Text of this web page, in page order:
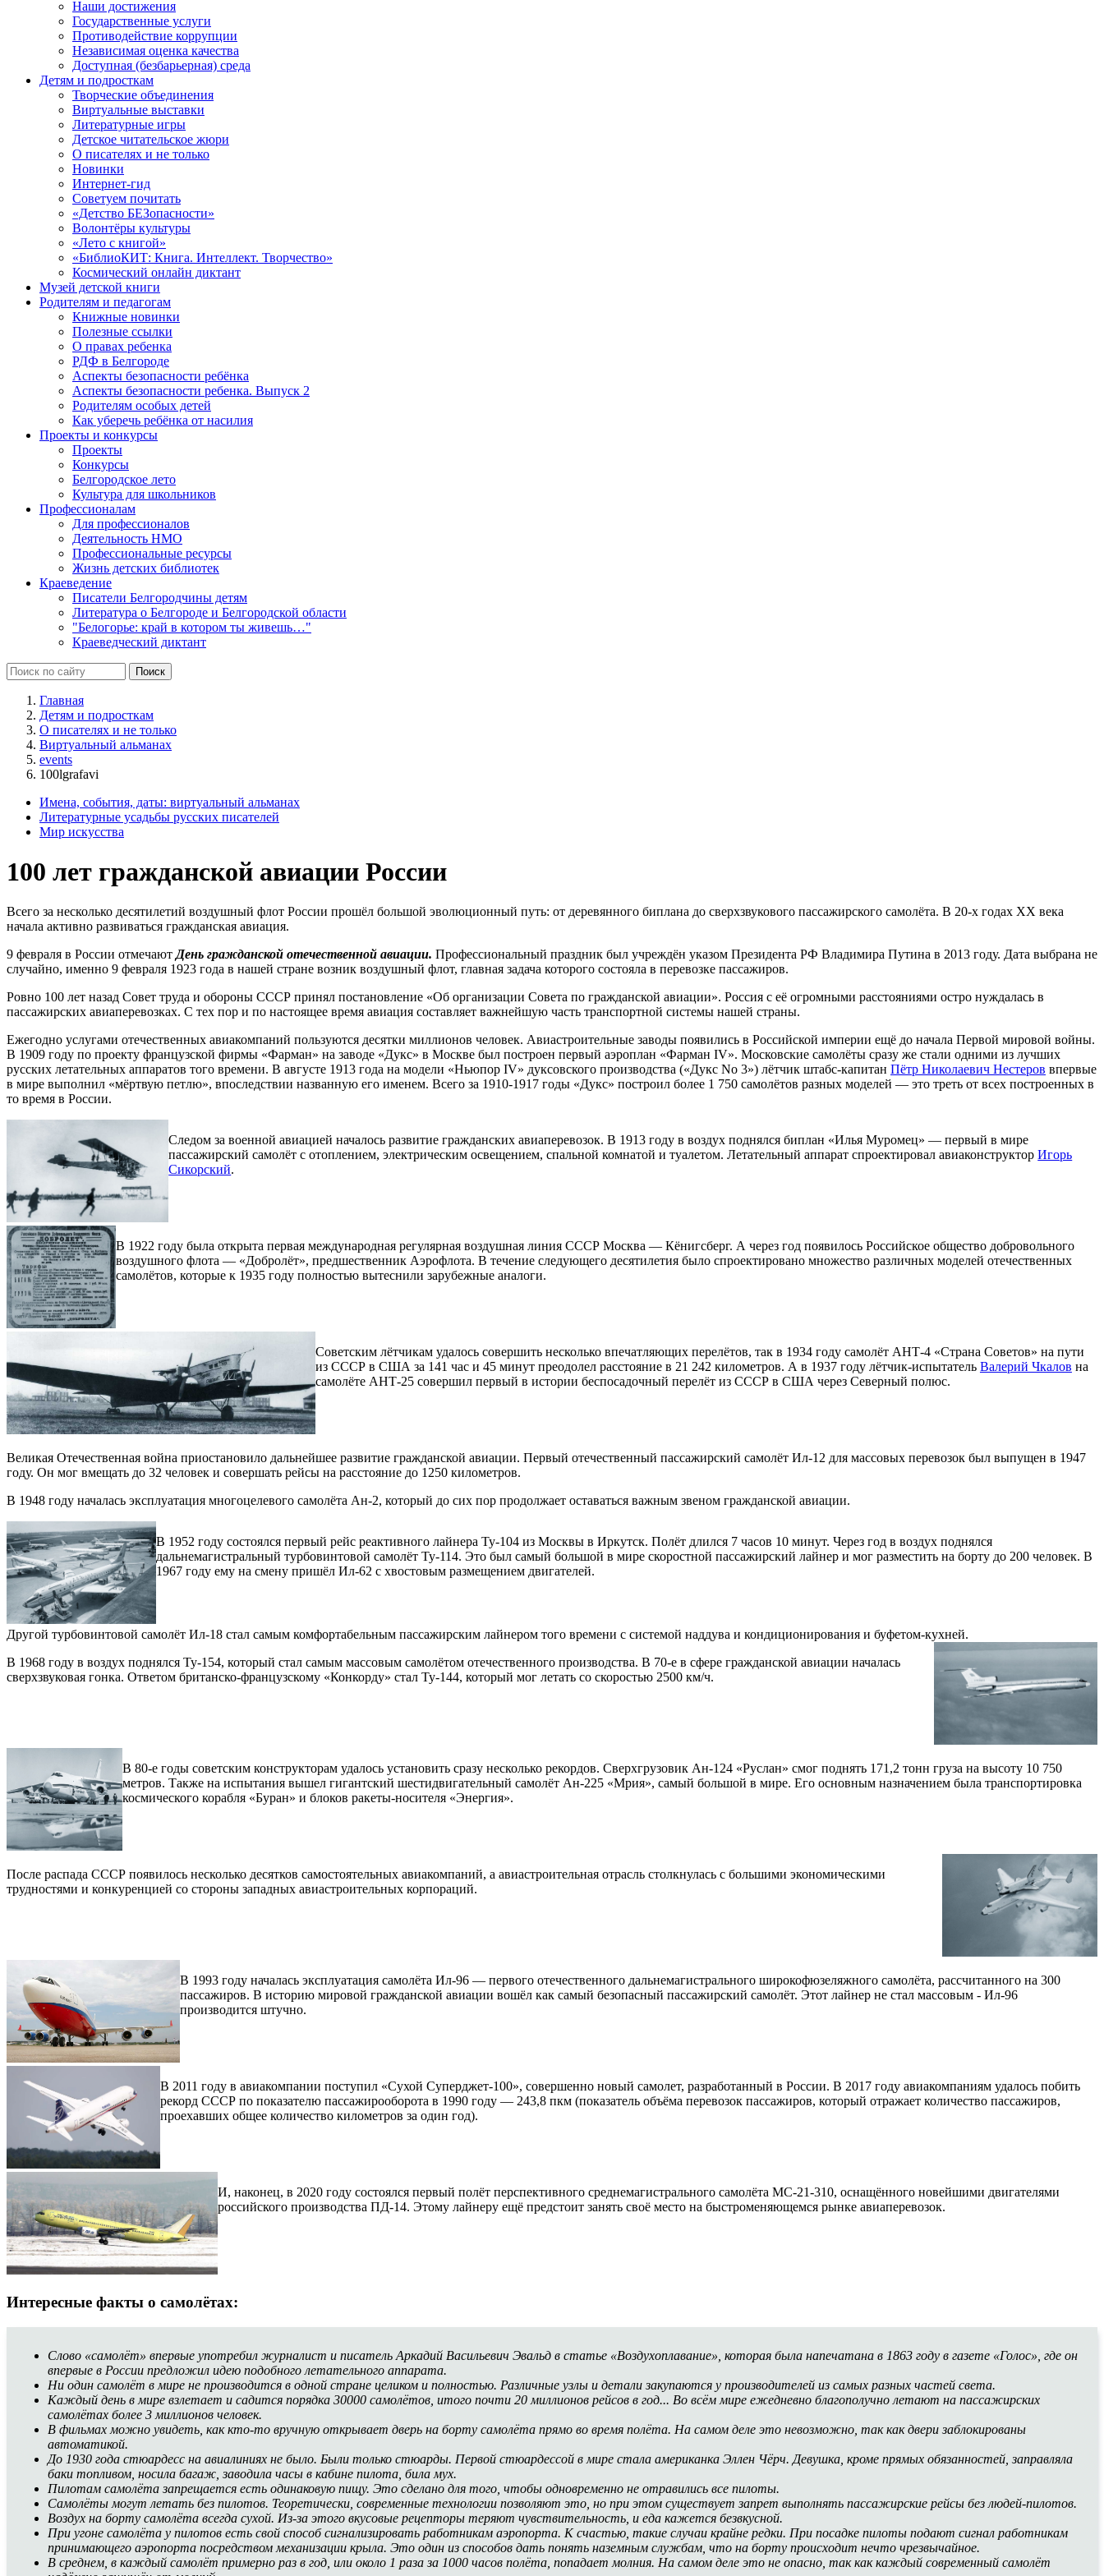
Наши достижения
Государственные услуги
Противодействие коррупции
Независимая оценка качества
Доступная (безбарьерная) среда
Детям и подросткам
Творческие объединения
Виртуальные выставки
Литературные игры
Детское читательское жюри
О писателях и не только
Новинки
Интернет-гид
Советуем почитать
«Детство БЕЗопасности»
Волонтёры культуры
«Лето с книгой»
«БиблиоКИТ: Книга. Интеллект. Творчество»
Космический онлайн диктант
Музей детской книги
Родителям и педагогам
Книжные новинки
Полезные ссылки
О правах ребенка
РДФ в Белгороде
Аспекты безопасности ребёнка
Аспекты безопасности ребенка. Выпуск 2
Родителям особых детей
Как уберечь ребёнка от насилия
Проекты и конкурсы
Проекты
Конкурсы
Белгородское лето
Культура для школьников
Профессионалам
Для профессионалов
Деятельность НМО
Профессиональные ресурсы
Жизнь детских библиотек
Краеведение
Писатели Белгородчины детям
Литература о Белгороде и Белгородской области
"Белогорье: край в котором ты живешь…"
Краеведческий диктант
Главная
Детям и подросткам
О писателях и не только
Виртуальный альманах
events
100lgrafavi
Имена, события, даты: виртуальный альманах
Литературные усадьбы русских писателей
Мир искусства
100 лет гражданской авиации России
Всего за несколько десятилетий воздушный флот России прошёл большой эволюционный путь: от деревянного биплана до сверхзвукового пассажирского самолёта. В 20-х годах ХХ века
начала активно развиваться гражданская авиация.
9 февраля в России отмечаютДень гражданской отечественной авиации. Профессиональный праздник был учреждён указом Президента РФ Владимира Путина в 2013 году. Дата выбрана не
случайно, именно 9 февраля 1923 года в нашей стране возник воздушный флот, главная задача которого состояла в перевозке пассажиров.
Ровно 100 лет назад Совет труда и обороны СССР принял постановление «Об организации Совета по гражданской авиации». Россия с её огромными расстояниями остро нуждалась в
пассажирских авиаперевозках. С тех пор и по настоящее время авиация составляет важнейшую часть транспортной системы нашей страны.
Ежегодно услугами отечественных авиакомпаний пользуются десятки миллионов человек. Авиастроительные заводы появились в Российской империи ещё до начала Первой мировой войны.
В 1909 году по проекту французской фирмы «Фарман» на заводе «Дукс» в Москве был построен первый аэроплан «Фарман IV». Московские самолёты сразу же стали одними из лучших
русских летательных аппаратов того времени. В августе 1913 года на модели «Ньюпор IV» дуксовского производства («Дукс No 3») лётчик штабс-капитан Пётр Николаевич Нестеров впервые
в мире выполнил «мёртвую петлю», впоследствии названную его именем. Всего за 1910-1917 годы «Дукс» построил более 1 750 самолётов разных моделей — это треть от всех построенных в
то время в России.
Следом за военной авиацией началось развитие гражданских авиаперевозок. В 1913 году в воздух поднялся биплан «Илья Муромец» — первый в мире
пассажирский самолёт с отоплением, электрическим освещением, спальной комнатой и туалетом. Летательный аппарат спроектировал авиаконструкторИгорь
Сикорский.
В 1922 году была открыта первая международная регулярная воздушная линия СССР Москва — Кёнигсберг. А через год появилось Российское общество добровольного
воздушного флота — «Добролёт», предшественник Аэрофлота. В течение следующего десятилетия было спроектировано множество различных моделей отечественных
самолётов, которые к 1935 году полностью вытеснили зарубежные аналоги.
Советским лётчикам удалось совершить несколько впечатляющих перелётов, так в 1934 году самолёт АНТ-4 «Страна Советов» на пути
из СССР в США за 141 час и 45 минут преодолел расстояние в 21 242 километров. А в 1937 году лётчик-испытатель Валерий Чкалов на
самолёте АНТ-25 совершил первый в истории беспосадочный перелёт из СССР в США через Северный полюс.
Великая Отечественная война приостановило дальнейшее развитие гражданской авиации. Первый отечественный пассажирский самолёт Ил-12 для массовых перевозок был выпущен в 1947
году. Он мог вмещать до 32 человек и совершать рейсы на расстояние до 1250 километров.
В 1948 году началась эксплуатация многоцелевого самолёта Ан-2, который до сих пор продолжает оставаться важным звеном гражданской авиации.
В 1952 году состоялся первый рейс реактивного лайнера Ту-104 из Москвы в Иркутск. Полёт длился 7 часов 10 минут. Через год в воздух поднялся
дальнемагистральный турбовинтовой самолёт Ту-114. Это был самый большой в мире скоростной пассажирский лайнер и мог разместить на борту до 200 человек. В
1967 году ему на смену пришёл Ил-62 с хвостовым размещением двигателей.
Другой турбовинтовой самолёт Ил-18 стал самым комфортабельным пассажирским лайнером того времени с системой наддува и кондиционирования и буфетом-кухней.
В 1968 году в воздух поднялся Ту-154, который стал самым массовым самолётом отечественного производства. В 70-е в сфере гражданской авиации началась
сверхзвуковая гонка. Ответом британско-французскому «Конкорду» стал Ту-144, который мог летать со скоростью 2500 км/ч.
В 80-е годы советским конструкторам удалось установить сразу несколько рекордов. Сверхгрузовик Ан-124 «Руслан» смог поднять 171,2 тонн груза на высоту 10 750
метров. Также на испытания вышел гигантский шестидвигательный самолёт Ан-225 «Мрия», самый большой в мире. Его основным назначением была транспортировка
космического корабля «Буран» и блоков ракеты-носителя «Энергия».
После распада СССР появилось несколько десятков самостоятельных авиакомпаний, а авиастроительная отрасль столкнулась с большими экономическими
трудностями и конкуренцией со стороны западных авиастроительных корпораций.
В 1993 году началась эксплуатация самолёта Ил-96 — первого отечественного дальнемагистрального широкофюзеляжного самолёта, рассчитанного на 300
пассажиров. В историю мировой гражданской авиации вошёл как самый безопасный пассажирский самолёт. Этот лайнер не стал массовым - Ил-96
производится штучно.
В 2011 году в авиакомпании поступил «Сухой Суперджет-100», совершенно новый самолет, разработанный в России. В 2017 году авиакомпаниям удалось побить
рекорд СССР по показателю пассажирооборота в 1990 году — 243,8 пкм (показатель объёма перевозок пассажиров, который отражает количество пассажиров,
проехавших общее количество километров за один год).
И, наконец, в 2020 году состоялся первый полёт перспективного среднемагистрального самолёта МС-21-310, оснащённого новейшими двигателями
российского производства ПД-14. Этому лайнеру ещё предстоит занять своё место на быстроменяющемся рынке авиаперевозок.
Интересные факты о самолётах:
Слово «самолёт» впервые употребил журналист и писатель Аркадий Васильевич Эвальд в статье «Воздухоплавание», которая была напечатана в 1863 году в газете «Голос», где он
впервые в России предложил идею подобного летательного аппарата.
Ни один самолёт в мире не производится в одной стране целиком и полностью. Различные узлы и детали закупаются у производителей из самых разных частей света.
Каждый день в мире взлетает и садится порядка 30000 самолётов, итого почти 20 миллионов рейсов в год... Во всём мире ежедневно благополучно летают на пассажирских
самолётах более 3 миллионов человек.
В фильмах можно увидеть, как кто-то вручную открывает дверь на борту самолёта прямо во время полёта. На самом деле это невозможно, так как двери заблокированы
автоматикой.
До 1930 года стюардесс на авиалиниях не было. Были только стюарды. Первой стюардессой в мире стала американка Эллен Чёрч. Девушка, кроме прямых обязанностей, заправляла
баки топливом, носила багаж, заводила часы в кабине пилота, била мух.
Пилотам самолёта запрещается есть одинаковую пищу. Это сделано для того, чтобы одновременно не отравились все пилоты.
Самолёты могут летать без пилотов. Теоретически, современные технологии позволяют это, но при этом существует запрет выполнять пассажирские рейсы без людей-пилотов.
Воздух на борту самолёта всегда сухой. Из-за этого вкусовые рецепторы теряют чувствительность, и еда кажется безвкусной.
При угоне самолёта у пилотов есть свой способ сигнализировать работникам аэропорта. К счастью, такие случаи крайне редки. При посадке пилоты подают сигнал работникам
принимающего аэропорта посредством механизации крыла. Это один из способов дать понять наземным службам, что на борту происходит нечто чрезвычайное.
В среднем, в каждый самолёт примерно раз в год, или около 1 раза за 1000 часов полёта, попадает молния. На самом деле это не опасно, так как каждый современный самолёт